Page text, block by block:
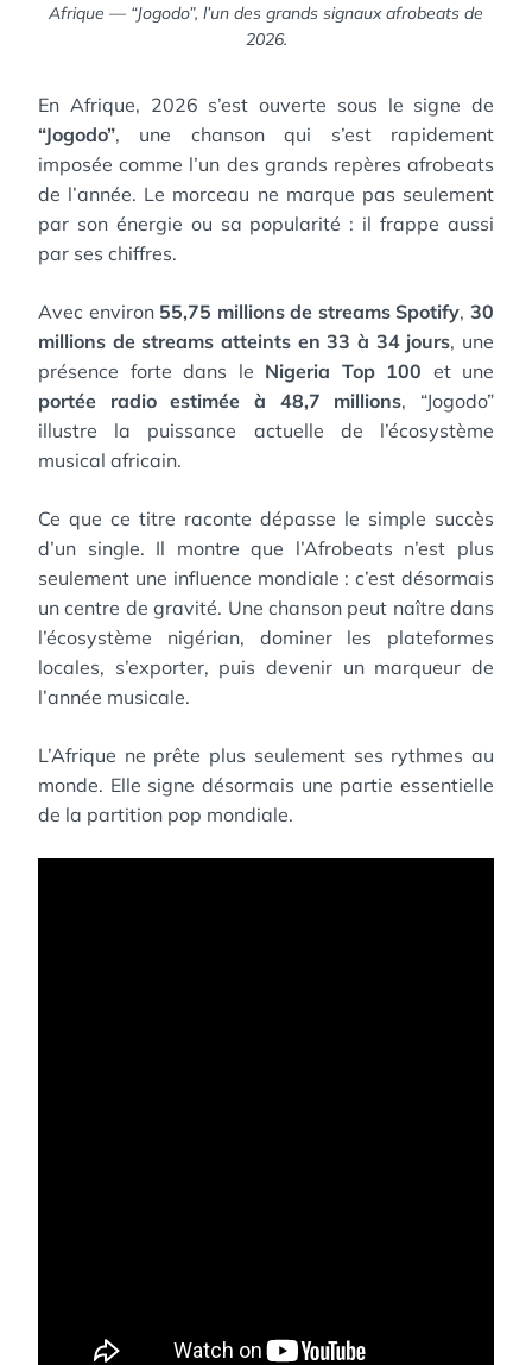
Afrique — “Jogodo”, l’un des grands signaux afrobeats de
2026.
En Afrique, 2026 s’est ouverte sous le signe de
“Jogodo”, une chanson qui s’est rapidement
imposée comme l’un des grands repères afrobeats
de l’année. Le morceau ne marque pas seulement
par son énergie ou sa popularité : il frappe aussi
par ses chiffres.
Avec environ 55,75 millions de streams Spotify,30
millions de streams atteints en 33 à 34 jours, une
présence forte dans le Nigeria Top 100 et une
portée radio estimée à 48,7 millions, “Jogodo”
illustre la puissance actuelle de l’écosystème
musical africain.
Ce que ce titre raconte dépasse le simple succès
d’un single. Il montre que l’Afrobeats n’est plus
seulement une influence mondiale : c’est désormais
un centre de gravité. Une chanson peut naître dans
l’écosystème nigérian, dominer les plateformes
locales, s’exporter, puis devenir un marqueur de
l’année musicale.
L’Afrique ne prête plus seulement ses rythmes au
monde. Elle signe désormais une partie essentielle
de la partition pop mondiale.